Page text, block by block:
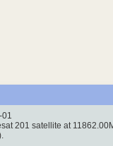
01
201 satellite at